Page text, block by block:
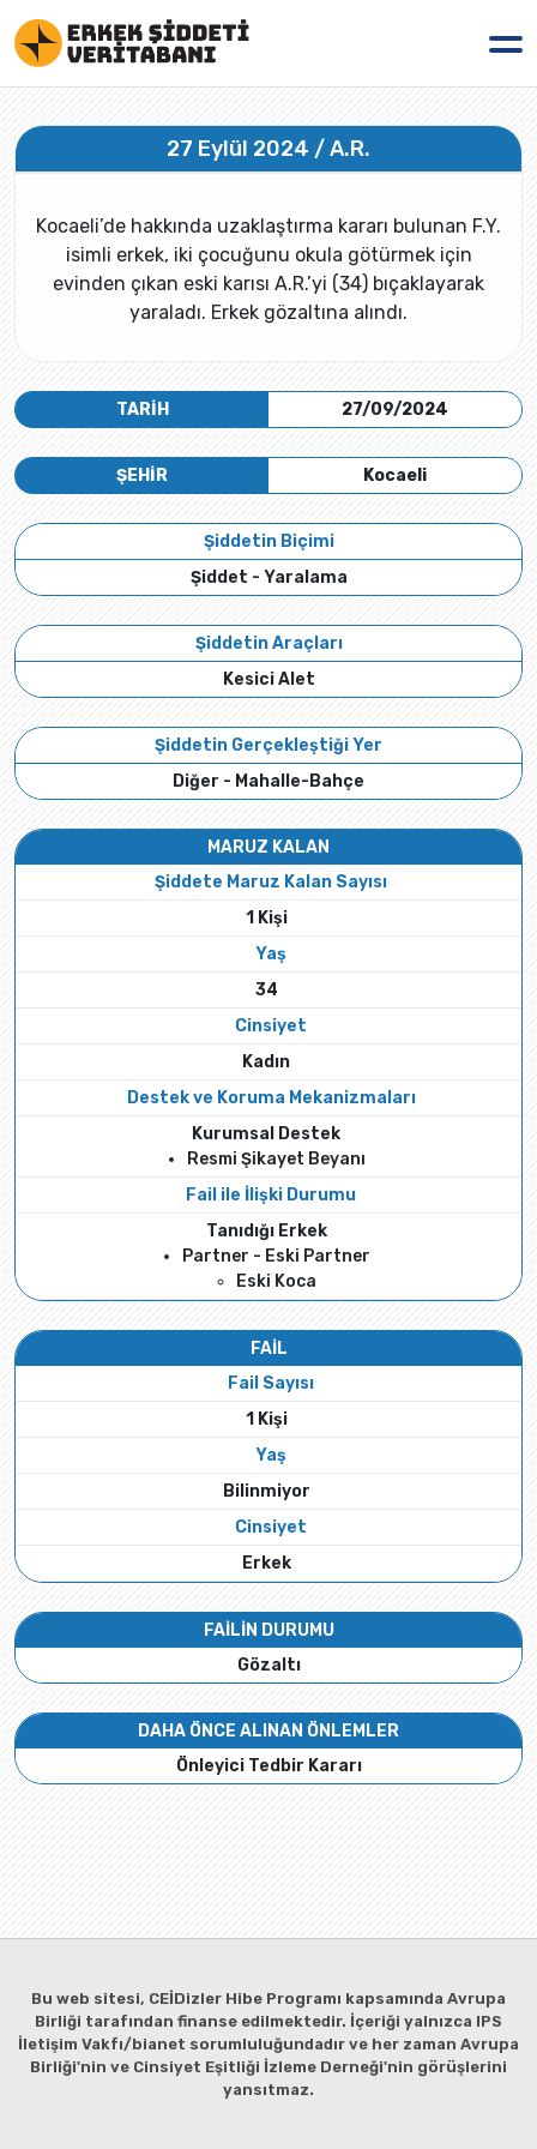
27 Eylül 2024 / A.R.
Kocaeli’de hakkında uzaklaştırma kararı bulunan F.Y.
isimli erkek, iki çocuğunu okula götürmek için
evinden çıkan eski karısı A.R.’yi (34) bıçaklayarak
yaraladı. Erkek gözaltına alındı.
TARİH 27/09/2024
Kocaeli
ŞEHİR
Şiddetin Biçimi
Şiddet - Yaralama
Şiddetin Araçları
Kesici Alet
Şiddetin Gerçekleştiği Yer
Diğer - Mahalle-Bahçe
MARUZ KALAN
Şiddete Maruz Kalan Sayısı
1 Kişi
Yaş
34
Cinsiyet
Kadın
Destek ve Koruma Mekanizmaları
Kurumsal Destek
Resmi Şikayet Beyanı
Fail ile İlişki Durumu
Tanıdığı Erkek
Partner - Eski Partner
Eski Koca
FAİL
Fail Sayısı
1 Kişi
Yaş
Bilinmiyor
Cinsiyet
Erkek
FAİLİN DURUMU
Gözaltı
DAHA ÖNCE ALINAN ÖNLEMLER
Önleyici Tedbir Kararı
Bu web sitesi, CEİDizler Hibe Programı kapsamında Avrupa
Birliği tarafından finanse edilmektedir. İçeriği yalnızca IPS
İletişim Vakfı/bianet sorumluluğundadır ve her zaman Avrupa
Birliği'nin ve Cinsiyet Eşitliği İzleme Derneği'nin görüşlerini
yansıtmaz.